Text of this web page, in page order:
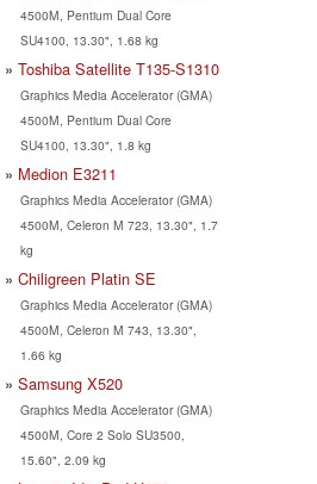
4500M, Pentium Dual Core
SU4100, 13.30", 1.68 kg
Toshiba Satellite T135-S1310
Graphics Media Accelerator (GMA)
4500M, Pentium Dual Core
SU4100, 13.30", 1.8 kg
Medion E3211
Graphics Media Accelerator (GMA)
4500M, Celeron M 723, 13.30", 1.7
kg
Chiligreen Platin SE
Graphics Media Accelerator (GMA)
4500M, Celeron M 743, 13.30",
1.66 kg
Samsung X520
Graphics Media Accelerator (GMA)
4500M, Core 2 Solo SU3500,
15.60", 2.09 kg